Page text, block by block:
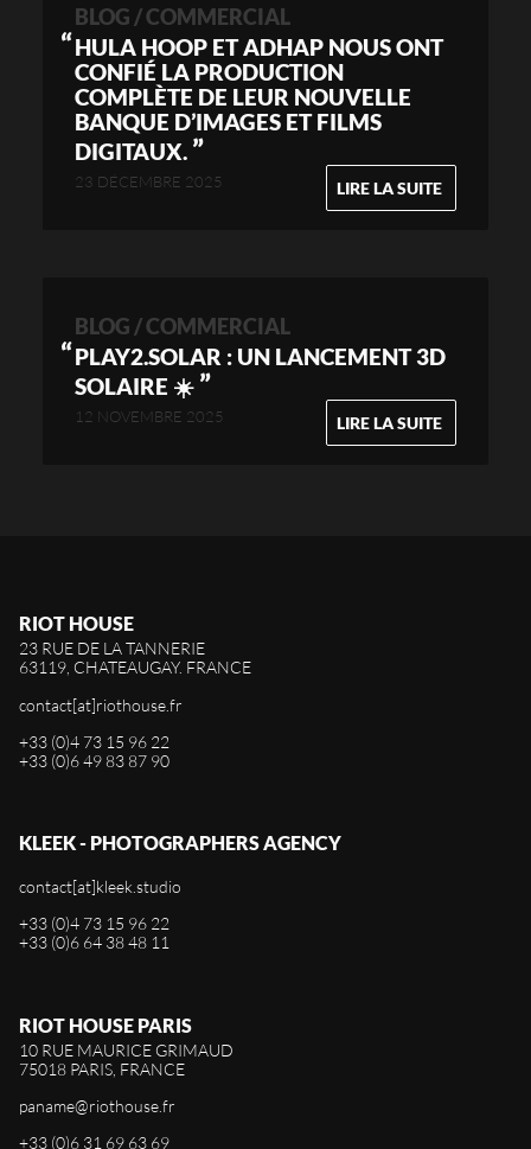
BLOG / COMMERCIAL
HULA HOOP ET ADHAP NOUS ONT
CONFIÉ LA PRODUCTION
COMPLÈTE DE LEUR NOUVELLE
BANQUE D’IMAGES ET FILMS
DIGITAUX. ”
23 DÉCEMBRE 2025 LIRE LA SUITE
BLOG / COMMERCIAL
PLAY2.SOLAR : UN LANCEMENT 3D
SOLAIRE ☀️ ”
12 NOVEMBRE 2025 LIRE LA SUITE
RIOT HOUSE
23 RUE DE LA TANNERIE
63119, CHATEAUGAY. FRANCE
contact[at]riothouse.fr
+33 (0)4 73 15 96 22
+33 (0)6 49 83 87 90
KLEEK - PHOTOGRAPHERS AGENCY
contact[at]kleek.studio
+33 (0)4 73 15 96 22
+33 (0)6 64 38 48 11
RIOT HOUSE PARIS
10 RUE MAURICE GRIMAUD
75018 PARIS, FRANCE
paname@riothouse.fr
+33 (0)6 31 69 63 69